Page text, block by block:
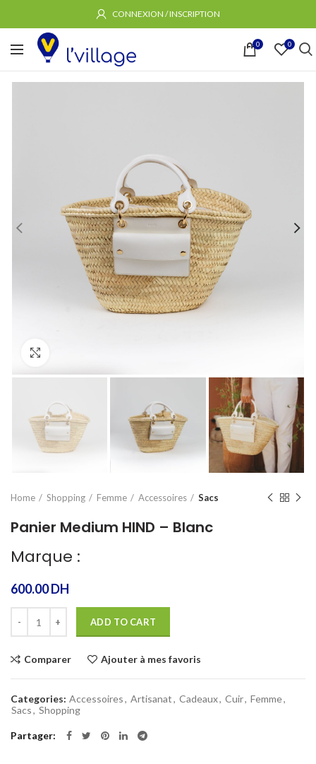
CONNEXION / INSCRIPTION
0 0
Home Shopping Femme Accessoires Sacs
Panier Medium HIND – Blanc
Marque :
600.00DH
ADD TO CART
Comparer Ajouter à mes favoris
Categories: Accessoires, Artisanat, Cadeaux, Cuir, Femme,
Sacs, Shopping
Partager